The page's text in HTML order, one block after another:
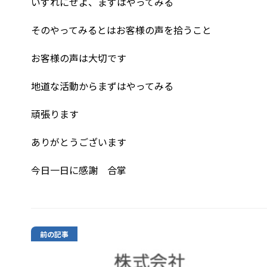
そのやってみるとはお客様の声を拾うこと
お客様の声は大切です
地道な活動からまずはやってみる
頑張ります
ありがとうございます
今日一日に感謝 合掌
前の記事